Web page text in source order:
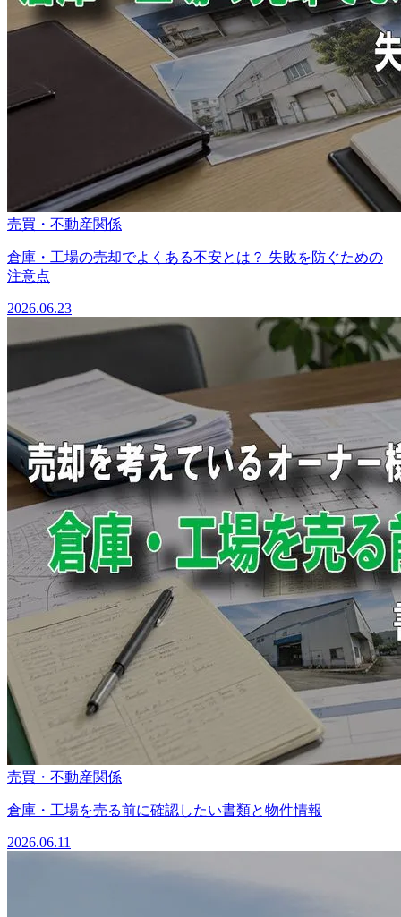
売買・不動産関係
倉庫・工場の売却でよくある不安とは？ 失敗を防ぐための
注意点
2026.06.23
売買・不動産関係
倉庫・工場を売る前に確認したい書類と物件情報
2026.06.11